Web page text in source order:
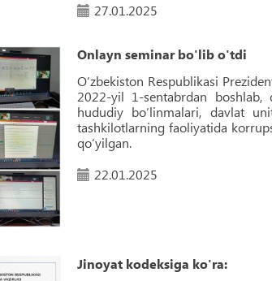
27.01.2025
Onlayn seminar bo'lib o'tdi
O‘zbekiston Respublikasi
2022-yil 1-sentabrdan
hududiy bo‘linmalari, davlat
tashkilotlarning faoliyatida
qo‘yilgan.
22.01.2025
Jinoyat kodeksiga ko'ra: